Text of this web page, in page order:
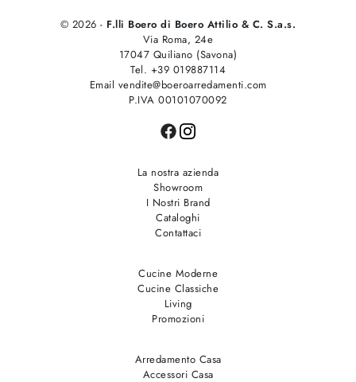
© 2026 - F.lli Boero di Boero Attilio & C. S.a.s.
Via Roma, 24e
17047 Quiliano (Savona)
Tel. +39 019887114
Email vendite@boeroarredamenti.com
P.IVA 00101070092
La nostra azienda
Showroom
I Nostri Brand
Cataloghi
Contattaci
Cucine Moderne
Cucine Classiche
Living
Promozioni
Arredamento Casa
Accessori Casa